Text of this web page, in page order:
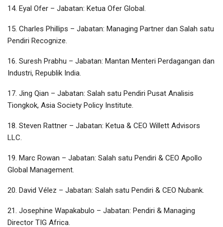
14. Eyal Ofer – Jabatan: Ketua Ofer Global.
15. Charles Phillips – Jabatan: Managing Partner dan Salah satu
Pendiri Recognize.
16. Suresh Prabhu – Jabatan: Mantan Menteri Perdagangan dan
Industri, Republik India.
17. Jing Qian – Jabatan: Salah satu Pendiri Pusat Analisis
Tiongkok, Asia Society Policy Institute.
18. Steven Rattner – Jabatan: Ketua & CEO Willett Advisors
LLC.
19. Marc Rowan – Jabatan: Salah satu Pendiri & CEO Apollo
Global Management.
20. David Vélez – Jabatan: Salah satu Pendiri & CEO Nubank.
21. Josephine Wapakabulo – Jabatan: Pendiri & Managing
Director TIG Africa.